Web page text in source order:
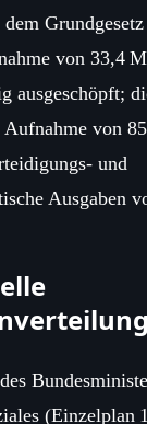
von 33,4
ausgeschöpft;
Aufnahme von
und
Ausgaben
(Einzelplan